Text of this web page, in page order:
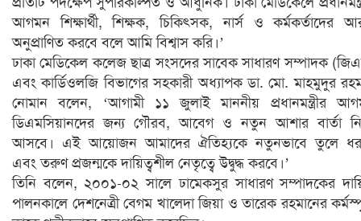
আগমন শিক্ষার্থী, শিক্ষক, চিকিৎসক, নার্স ও কর্মকর্তাদের
অনুপ্রাণিত করবে বলে আমি বিশ্বাস করি।’
ঢাকা মেডিকেল কলেজ ছাত্র সংসদের সাবেক সাধারণ সম্পাদক
এবং কার্ডিওলজি বিভাগের সহকারী অধ্যাপক ডা. মো. মাহমুদুর
নোমান বলেন, ‘আগামী ১১ জুলাই মাননীয় প্রধানমন্ত্রীর
ডিএমসিয়ানদের জন্য গৌরব, আবেগ ও নতুন আশার বার্তা
আসবে। এই আয়োজন আমাদের ঐতিহ্যকে নতুনভাবে তুলে
এবং তরুণ প্রজন্মকে দায়িত্বশীল নেতৃত্বে উদ্বুদ্ধ করবে।’
তিনি বলেন, ২০০১-০২ সালে ঢামেকসুর সাধারণ সম্পাদকের
পালনকালে দেশনেত্রী বেগম খালেদা জিয়া ও তারেক রহমানের